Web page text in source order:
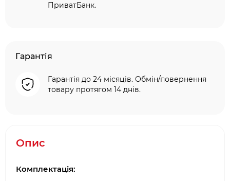
ПриватБанк.
Гарантія
Гарантія до 24 місяців. Обмін/повернення
товару протягом 14 днів.
Опис
Комплектація: